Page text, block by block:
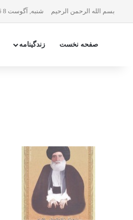
بسم الله الرحمن الرحیم شنبه, آگوست 8 2026
صفحه نخست زندگینامه